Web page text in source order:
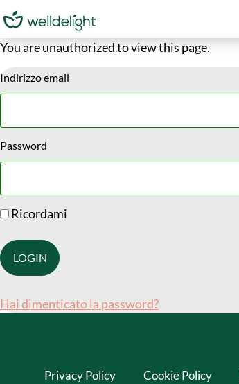
You are unauthorized to view this page.
Indirizzo email
Password
Ricordami
Hai dimenticato la password?
Privacy Policy Cookie Policy